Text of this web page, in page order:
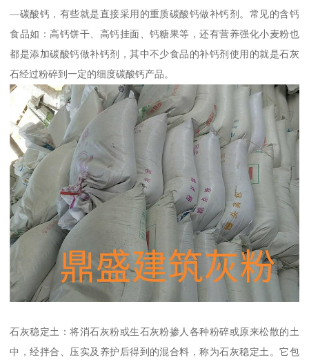
—碳酸钙，有些就是直接采用的重质碳酸钙做补钙剂。常见的含钙
食品如：高钙饼干、高钙挂面、钙糖果等，还有营养强化小麦粉也
都是添加碳酸钙做补钙剂，其中不少食品的补钙剂使用的就是石灰
石经过粉碎到一定的细度碳酸钙产品。
石灰稳定土：将消石灰粉或生石灰粉掺人各种粉碎或原来松散的土
中，经拌合、压实及养护后得到的混合料，称为石灰稳定土。它包